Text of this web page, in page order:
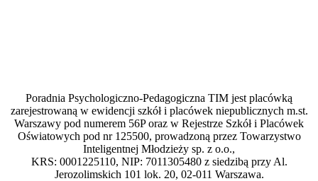
Poradnia Psychologiczno-Pedagogiczna TIM jest placówką
zarejestrowaną w ewidencji szkół i placówek niepublicznych m.st.
Warszawy pod numerem 56P oraz w Rejestrze Szkół i Placówek
Oświatowych pod nr 125500, prowadzoną przez Towarzystwo
Inteligentnej Młodzieży sp. z o.o.,
KRS: 0001225110, NIP: 7011305480 z siedzibą przy Al.
Jerozolimskich 101 lok. 20, 02-011 Warszawa.